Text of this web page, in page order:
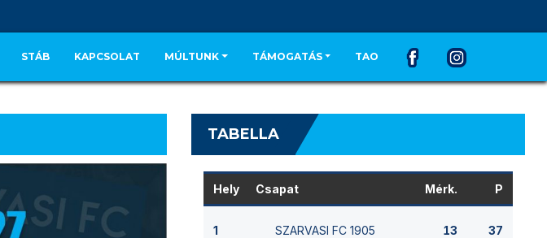
STÁB KAPCSOLAT MÚLTUNK TÁMOGATÁS TAO
TABELLA
Hely Csapat Mérk. P
1 SZARVASI FC 1905 13 37